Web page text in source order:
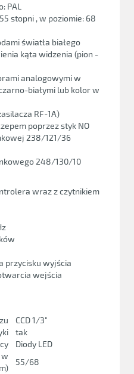
PAL
stopni , w poziomie: 68
światła białego
kąta widzenia (pion -
analogowymi w
białymi lub kolor w
RF-1A)
poprzez styk NO
238/121/36
248/130/10
wraz z czytnikiem
przycisku wyjścia
wejścia
CCD 1/3"
tak
Diody LED
w
55/68